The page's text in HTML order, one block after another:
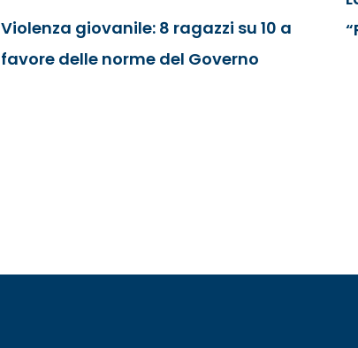
Violenza giovanile: 8 ragazzi su 10 a
favore delle norme del Governo